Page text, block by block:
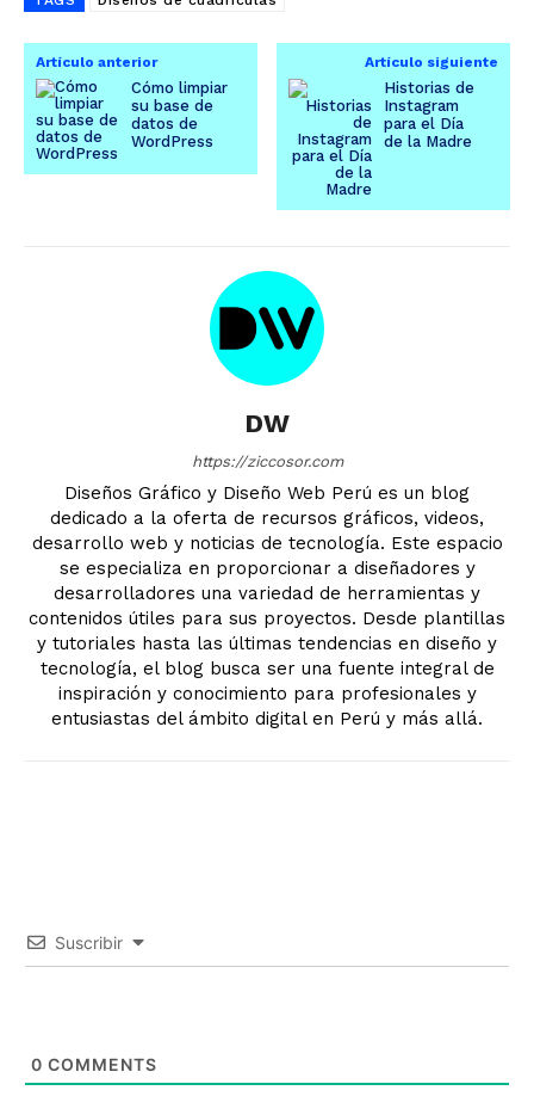
Artículo anterior
Cómo limpiar
su base de
datos de
WordPress
Artículo siguiente
Historias de
Instagram
para el Día
de la Madre
DW
https://ziccosor.com
Diseños Gráfico y Diseño Web Perú es un blog
dedicado a la oferta de recursos gráficos, videos,
desarrollo web y noticias de tecnología. Este espacio
se especializa en proporcionar a diseñadores y
desarrolladores una variedad de herramientas y
contenidos útiles para sus proyectos. Desde plantillas
y tutoriales hasta las últimas tendencias en diseño y
tecnología, el blog busca ser una fuente integral de
inspiración y conocimiento para profesionales y
entusiastas del ámbito digital en Perú y más allá.
Suscribir
0 COMMENTS